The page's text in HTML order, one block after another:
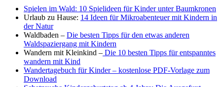
Spielen im Wald: 10 Spielideen für Kinder unter Baumkronen
Urlaub zu Hause: 14 Ideen für Mikroabenteuer mit Kindern in
der Natur
Waldbaden – Die besten Tipps für den etwas anderen
Waldspaziergang mit Kindern
Wandern mit Kleinkind – Die 10 besten Tipps für entspanntes
wandern mit Kind
Wandertagebuch für Kinder – kostenlose PDF-Vorlage zum
Download